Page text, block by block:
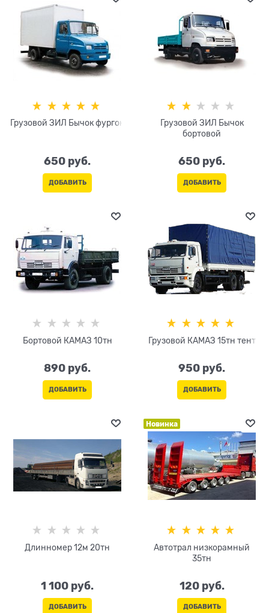
Грузовой ЗИЛ Бычок фургон
650 руб.
ДОБАВИТЬ
Грузовой ЗИЛ Бычок
бортовой
650 руб.
ДОБАВИТЬ
Бортовой КАМАЗ 10тн
890 руб.
ДОБАВИТЬ
Грузовой КАМАЗ 15тн тент
950 руб.
ДОБАВИТЬ
Длинномер 12м 20тн
1 100 руб.
ДОБАВИТЬ
Новинка
Автотрал низкорамный
35тн
120 руб.
ДОБАВИТЬ